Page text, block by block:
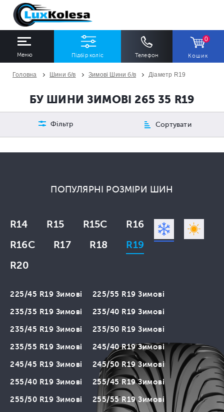
Меню Підбір коліс Телефон
0
Кошик
Всі Всі
Діаметр
Всі
ПІДІБРАТИ
Головна Шини б/в Зимові Шини б/в Діаметр R19
БУ ШИНИ ЗИМОВІ 265 35 R19
Фільтр Сортувати
ПОПУЛЯРНІ РОЗМІРИ ШИН
R14 R15 R15C
R16
R16C
R17 R18
R19
R20
225/45 R19 Зимові
225/55 R19 Зимові
235/35 R19 Зимові
235/40 R19 Зимові
235/45 R19 Зимові
235/50 R19 Зимові
235/55 R19 Зимові
245/40 R19 Зимові
245/45 R19 Зимові
245/50 R19 Зимові
255/40 R19 Зимові
255/45 R19 Зимові
255/50 R19 Зимові
255/55 R19 Зимові